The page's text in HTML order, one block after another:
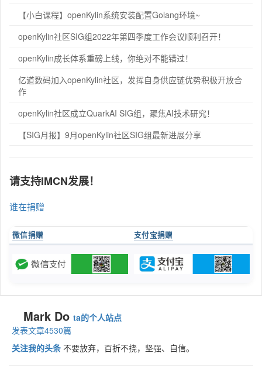
【小白课程】openKylin系统安装配置Golang环境~
openKylin社区SIG组2022年第四季度工作会议顺利召开！
openKylin成长体系重磅上线，你绝对不能错过！
亿道数码加入openKylin社区，发挥自身供应链优势积极开放合
作
openKylin社区成立QuarkAI SIG组，聚焦AI技术研究！
【SIG月报】9月openKylin社区SIG组最新进展分享
请支持IMCN发展！
谁在捐赠
微信捐赠 支付宝捐赠
Mark Do ta的个人站点
发表文章4530篇
关注我的头条 不要放弃，百折不挠，坚强、自信。